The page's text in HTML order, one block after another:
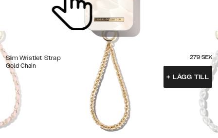
Slim Wristlet Strap
Gold Chain
279 SEK
+ LÄGG TILL